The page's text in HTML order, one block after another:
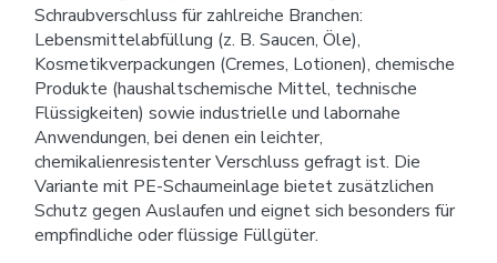
Schraubverschluss für zahlreiche Branchen:
Lebensmittelabfüllung (z. B. Saucen, Öle),
Kosmetikverpackungen (Cremes, Lotionen), chemische
Produkte (haushaltschemische Mittel, technische
Flüssigkeiten) sowie industrielle und labornahe
Anwendungen, bei denen ein leichter,
chemikalienresistenter Verschluss gefragt ist. Die
Variante mit PE-Schaumeinlage bietet zusätzlichen
Schutz gegen Auslaufen und eignet sich besonders für
empfindliche oder flüssige Füllgüter.